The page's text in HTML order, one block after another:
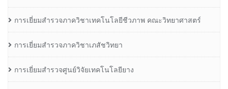
การเยี่ยมสำรวจภาควิชาเทคโนโลยีชีวภาพ คณะวิทยาศาสตร์
การเยี่ยมสำรวจภาควิชาเภสัชวิทยา
การเยี่ยมสำรวจศูนย์วิจัยเทคโนโลยียาง